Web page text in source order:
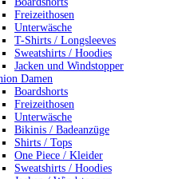
Freizeithosen
Unterwäsche
T-Shirts / Longsleeves
Sweatshirts / Hoodies
Jacken und Windstopper
Damen
Boardshorts
Freizeithosen
Unterwäsche
Bikinis / Badeanzüge
Shirts / Tops
One Piece / Kleider
Sweatshirts / Hoodies